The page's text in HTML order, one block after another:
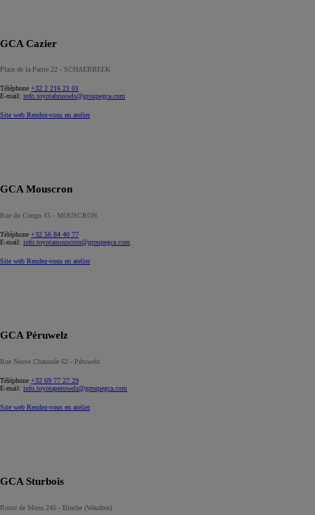
GCA Cazier
Place de la Patrie 22 - SCHAERBEEK
Téléphone +32 2 216 21 01
E-mail: info.toyotabrussels@groupegca.com
Site web Rendez-vous en atelier
GCA Mouscron
Rue du Congo 15 - MOUSCRON
Téléphone +32 56 84 40 77
E-mail: info.toyotamouscron@groupegca.com
Site web Rendez-vous en atelier
GCA Péruwelz
Rue Neuve Chaussée 62 - Péruwelz
Téléphone +32 69 77 27 29
E-mail: info.toyotaperuwelz@groupegca.com
Site web Rendez-vous en atelier
GCA Sturbois
Route de Mons 245 - Binche (Waudrez)